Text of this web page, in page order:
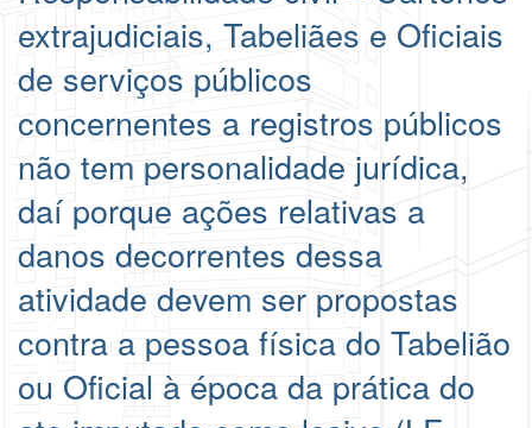
extrajudiciais, Tabeliães e Oficiais
de serviços públicos
concernentes a registros públicos
não tem personalidade jurídica,
daí porque ações relativas a
danos decorrentes dessa
atividade devem ser propostas
contra a pessoa física do Tabelião
ou Oficial à época da prática do